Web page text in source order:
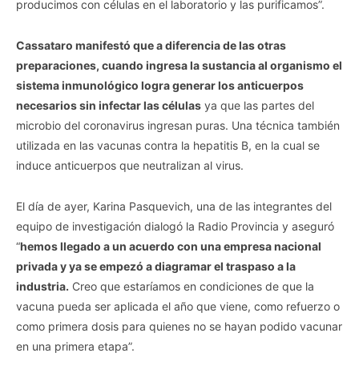
producimos con células en el laboratorio y las purificamos”.
Cassataro manifestó que a diferencia de las otras
preparaciones, cuando ingresa la sustancia al organismo el
sistema inmunológico logra generar los anticuerpos
necesarios sin infectar las células ya que las partes del
microbio del coronavirus ingresan puras. Una técnica también
utilizada en las vacunas contra la hepatitis B, en la cual se
induce anticuerpos que neutralizan al virus.
El día de ayer, Karina Pasquevich, una de las integrantes del
equipo de investigación dialogó la Radio Provincia y aseguró
“hemos llegado a un acuerdo con una empresa nacional
privada y ya se empezó a diagramar el traspaso a la
industria. Creo que estaríamos en condiciones de que la
vacuna pueda ser aplicada el año que viene, como refuerzo o
como primera dosis para quienes no se hayan podido vacunar
en una primera etapa”.